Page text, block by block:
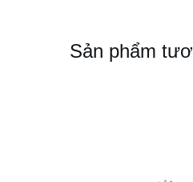
Sản phẩm